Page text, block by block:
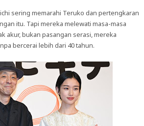
sering memarahi Teruko dan pertengkaran
itu. Tapi mereka melewati masa-masa
akur, bukan pasangan serasi, mereka
bercerai lebih dari 40 tahun.